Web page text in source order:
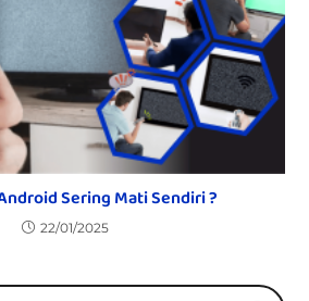
Sering Mati Sendiri ?
22/01/2025